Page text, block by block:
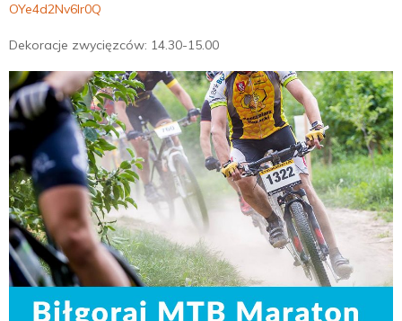
OYe4d2Nv6Ir0Q
Dekoracje zwycięzców: 14.30-15.00